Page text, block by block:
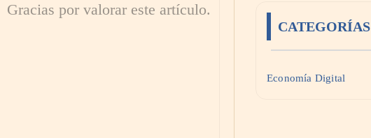
Gracias por valorar este artículo.
CATEGORÍAS
Economía Digital